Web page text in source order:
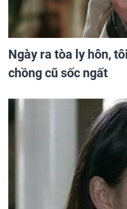
Ngày ra tòa ly hôn,
chồng cũ sốc ngất